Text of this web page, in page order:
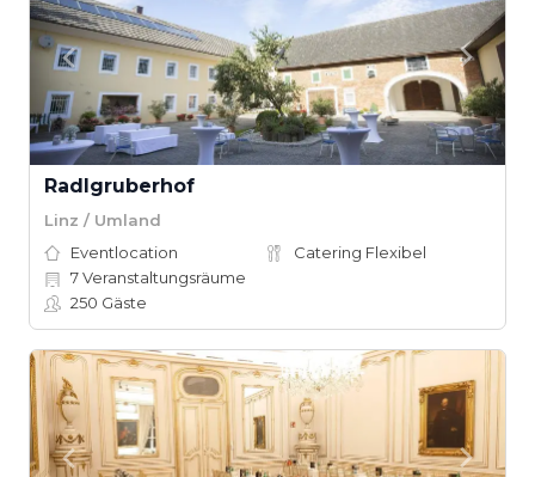
Radlgruberhof
Linz / Umland
Eventlocation
Catering Flexibel
7Veranstaltungsräume
250 Gäste